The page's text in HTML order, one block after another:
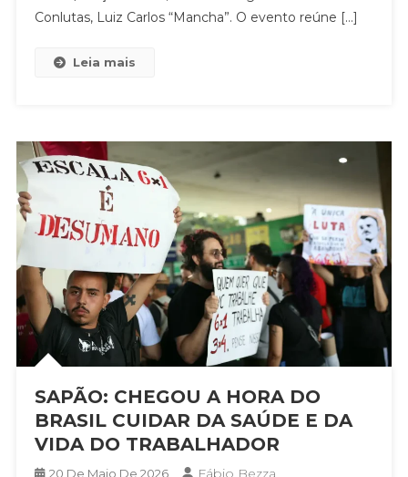
TRABALHADORES
Conlutas, Luiz Carlos “Mancha”. O evento reúne […]
Leia mais
SAPÃO: CHEGOU A HORA DO
BRASIL CUIDAR DA SAÚDE E DA
VIDA DO TRABALHADOR
20 De Maio De 2026 Fábio Bezza